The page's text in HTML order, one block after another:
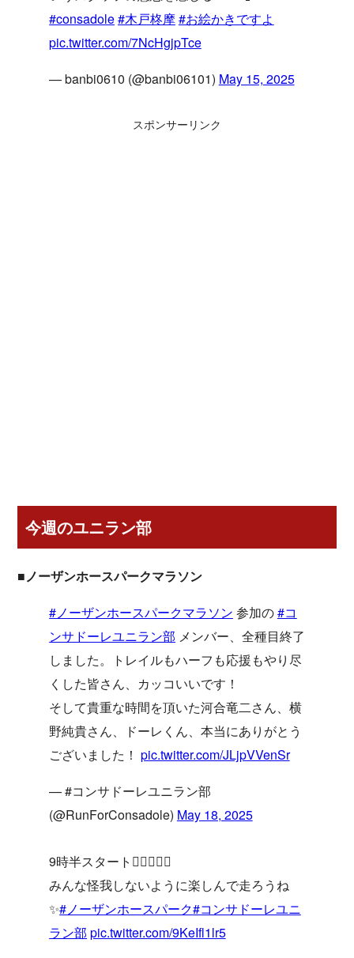
#consadole#木戸柊摩#お絵かきですよ
pic.twitter.com/7NcHgjpTce
— banbi0610 (@banbi06101) May 15, 2025
スポンサーリンク
今週のユニラン部
■ノーザンホースパークマラソン
#ノーザンホースパークマラソン 参加の#コ
ンサドーレユニラン部 メンバー、全種目終了
しました。トレイルもハーフも応援もやり尽
くした皆さん、カッコいいです！
そして貴重な時間を頂いた河合竜二さん、横
野純貴さん、ドーレくん、本当にありがとう
ございました！pic.twitter.com/JLjpVVenSr
— #コンサドーレユニラン部
(@RunForConsadole) May 18, 2025
9時半スタート🏃‍♀️🏃‍♂️✨
みんな怪我しないように楽しんで走ろうね
✨#ノーザンホースパーク#コンサドーレユニ
ラン部 pic.twitter.com/9KeIfl1lr5